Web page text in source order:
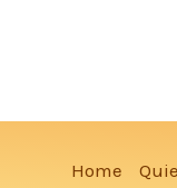
Home